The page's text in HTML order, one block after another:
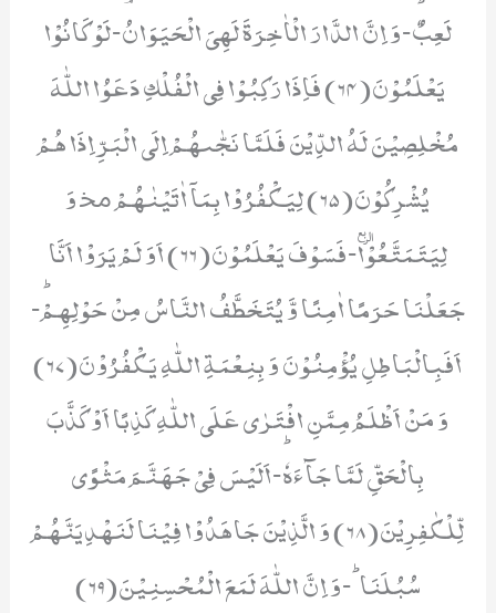
لَعِبٌؕ-وَ اِنَّ الدَّارَ الْاٰخِرَةَ لَهِیَ الْحَیَوَانُۘ-لَوْ كَانُوْا
یَعْلَمُوْنَ(64) فَاِذَا رَكِبُوْا فِی الْفُلْكِ دَعَوُا اللّٰهَ
مُخْلِصِیْنَ لَهُ الدِّیْنَ فَلَمَّا نَجّٰىهُمْ اِلَى الْبَرِّ اِذَا هُمْ
یُشْرِكُوْنَ(65) لِیَكْفُرُوْا بِمَاۤ اٰتَیْنٰهُمْ ﳐ وَ
لِیَتَمَتَّعُوْاٙ-فَسَوْفَ یَعْلَمُوْنَ(66) اَوَ لَمْ یَرَوْا اَنَّا
جَعَلْنَا حَرَمًا اٰمِنًا وَّ یُتَخَطَّفُ النَّاسُ مِنْ حَوْلِهِمْؕ-
اَفَبِالْبَاطِلِ یُؤْمِنُوْنَ وَ بِنِعْمَةِ اللّٰهِ یَكْفُرُوْنَ(67)
وَ مَنْ اَظْلَمُ مِمَّنِ افْتَرٰى عَلَى اللّٰهِ كَذِبًا اَوْ كَذَّبَ
بِالْحَقِّ لَمَّا جَآءَهٗؕ-اَلَیْسَ فِیْ جَهَنَّمَ مَثْوًى
لِّلْكٰفِرِیْنَ(68) وَ الَّذِیْنَ جَاهَدُوْا فِیْنَا لَنَهْدِیَنَّهُمْ
سُبُلَنَاؕ-وَ اِنَّ اللّٰهَ لَمَعَ الْمُحْسِنِیْنَ(69)